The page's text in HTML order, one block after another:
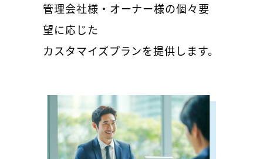
管理会社様・オーナー様の個々要
望に応じた
カスタマイズプランを提供します。